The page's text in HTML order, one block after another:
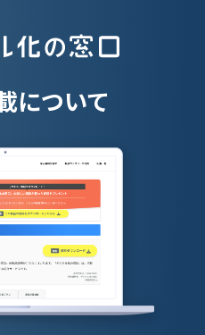
授業支援シス
について